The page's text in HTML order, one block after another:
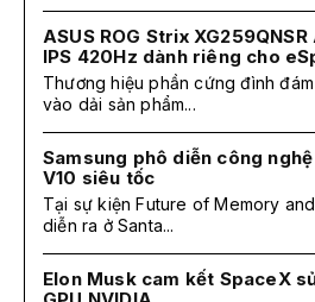
ASUS ROG Strix
IPS 420Hz dành riêng cho
Thương hiệu phần cứng đình
vào dải sản phẩm...
Samsung phô diễn công
V10 siêu tốc
Tại sự kiện Future of Memory
diễn ra ở Santa...
Elon Musk cam kết SpaceX